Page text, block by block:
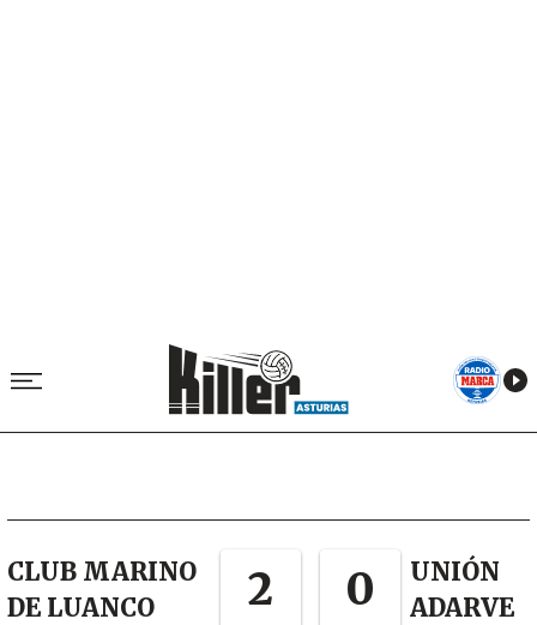
CLUB MARINO
DE LUANCO
2 0
UNIÓN
ADARVE